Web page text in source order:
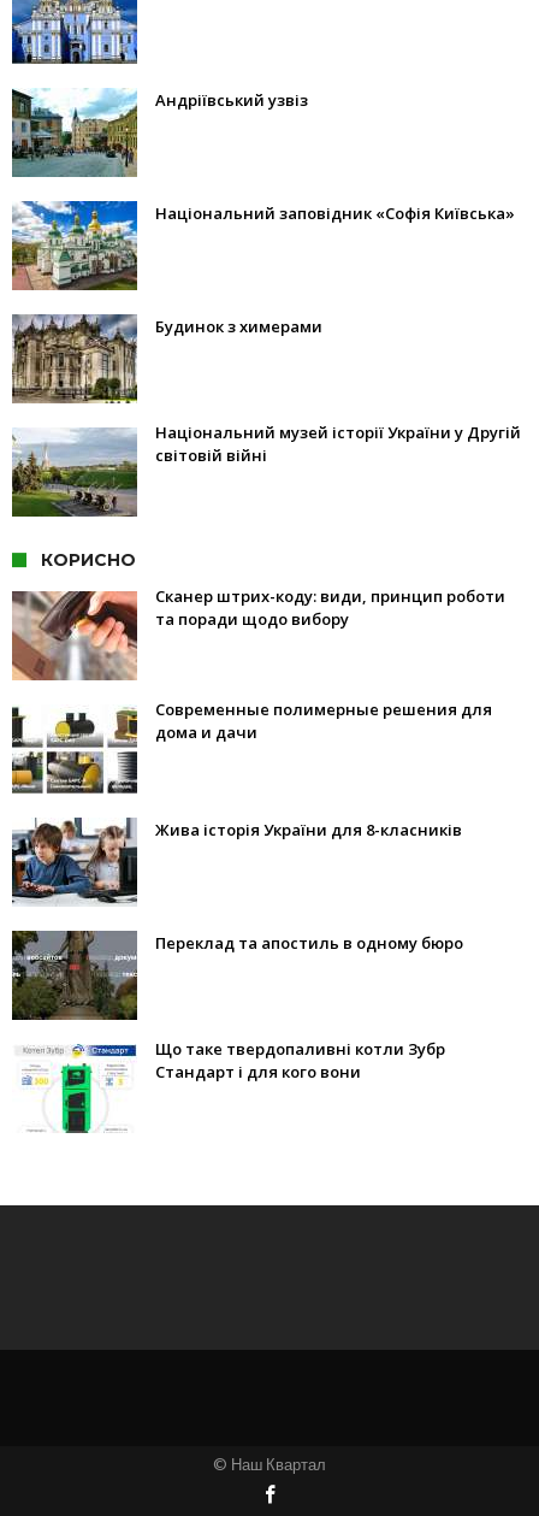
Андріївський узвіз
Національний заповідник «Софія Київська»
Будинок з химерами
Національний музей історії України у Другій
світовій війні
КОРИСНО
Сканер штрих-коду: види, принцип роботи
та поради щодо вибору
Современные полимерные решения для
дома и дачи
Жива історія України для 8-класників
Переклад та апостиль в одному бюро
Що таке твердопаливні котли Зубр
Стандарт і для кого вони
© Наш Квартал